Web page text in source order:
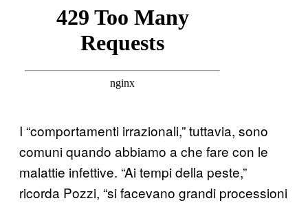
I “comportamenti irrazionali,” tuttavia, sono
comuni quando abbiamo a che fare con le
malattie infettive. “Ai tempi della peste,”
ricorda Pozzi, “si facevano grandi processioni